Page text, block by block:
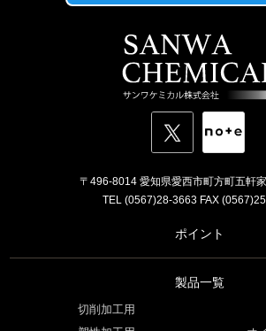
〒496-8014 愛知県愛西市町方町五軒
TEL (0567)28-3663 FAX
ポイント
製品一覧
切削加工用